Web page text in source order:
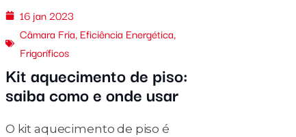
16 jan 2023
Câmara Fria, Eficiência Energética,
Frigoríficos
Kit aquecimento de piso:
saiba como e onde usar
O kit aquecimento de piso é